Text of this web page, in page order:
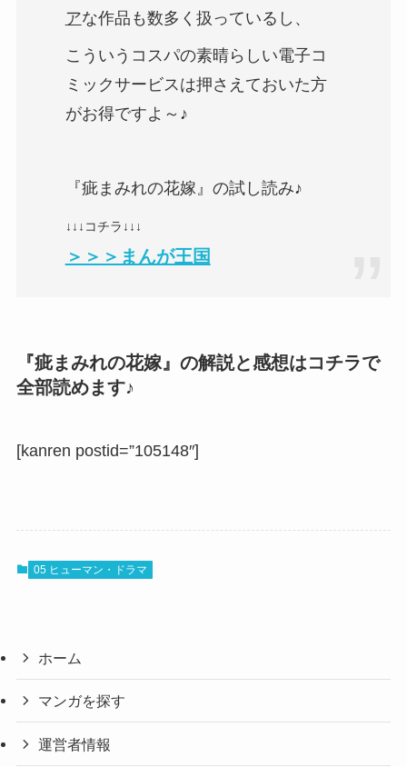
アな作品も数多く扱っているし、
こういうコスパの素晴らしい電子コ
ミックサービスは押さえておいた方
がお得ですよ～♪
『疵まみれの花嫁』の試し読み♪
↓↓↓コチラ↓↓↓
＞＞＞まんが王国
『疵まみれの花嫁』の解説と感想はコチラで
全部読めます♪
[kanren postid=”105148″]
05 ヒューマン・ドラマ
ホーム
マンガを探す
運営者情報